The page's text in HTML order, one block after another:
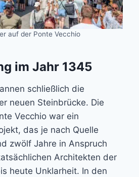
auf der Ponte Vecchio
im Jahr 1345
schließlich die
neuen Steinbrücke. Die
Vecchio war ein
das je nach Quelle
zwölf Jahre in Anspruch
Architekten der
heute Unklarheit. In den